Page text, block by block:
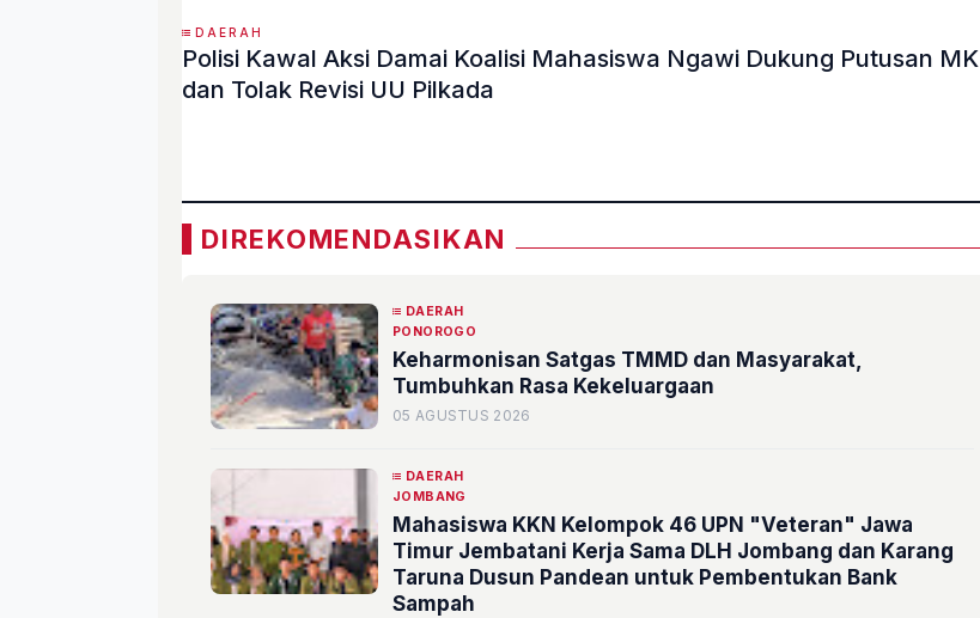
DAERAH
Polisi Kawal Aksi Damai Koalisi Mahasiswa Ngawi Dukung Putusan MK
dan Tolak Revisi UU Pilkada
DIREKOMENDASIKAN
DAERAH
PONOROGO
Keharmonisan Satgas TMMD dan Masyarakat,
Tumbuhkan Rasa Kekeluargaan
05 AGUSTUS 2026
DAERAH
JOMBANG
Mahasiswa KKN Kelompok 46 UPN "Veteran" Jawa
Timur Jembatani Kerja Sama DLH Jombang dan Karang
Taruna Dusun Pandean untuk Pembentukan Bank
Sampah